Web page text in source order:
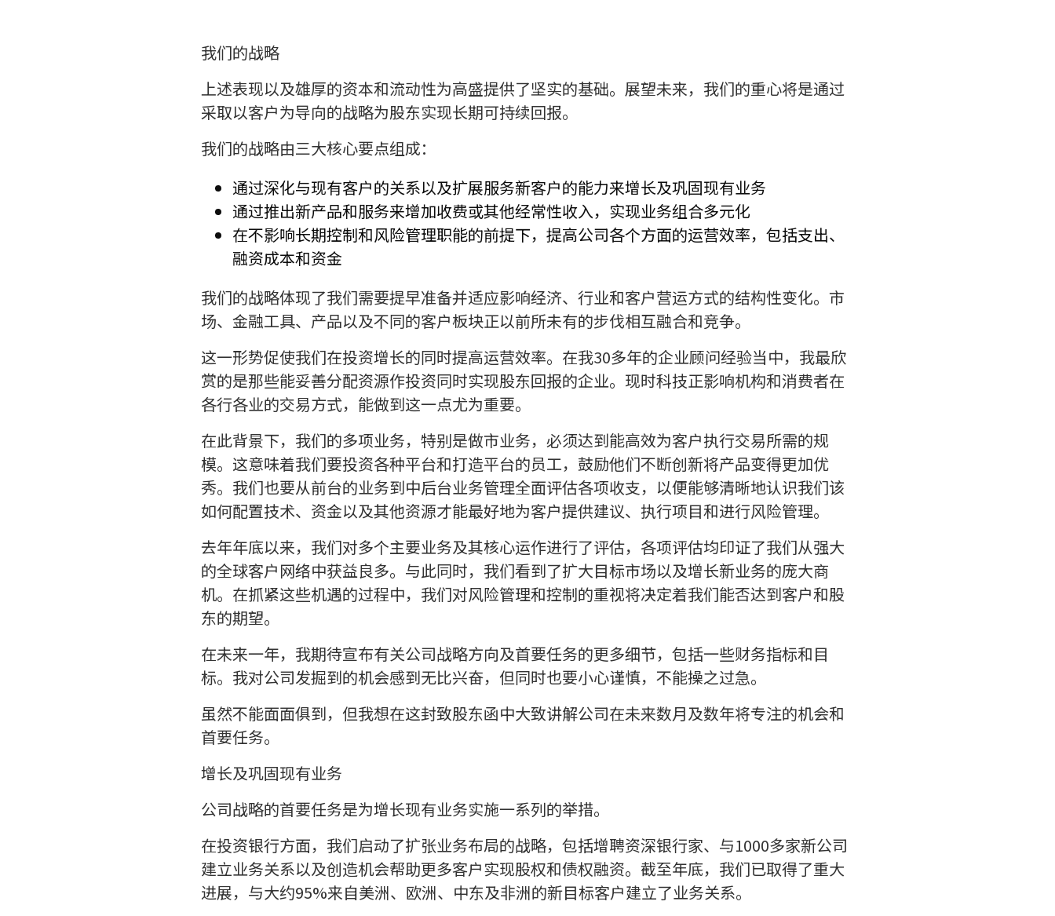
我们的战略
上述表现以及雄厚的资本和流动性为高盛提供了坚实的基础。展望未来，我们的重心将是通过
采取以客户为导向的战略为股东实现长期可持续回报。
我们的战略由三大核心要点组成：
通过深化与现有客户的关系以及扩展服务新客户的能力来增长及巩固现有业务
通过推出新产品和服务来增加收费或其他经常性收入，实现业务组合多元化
在不影响长期控制和风险管理职能的前提下，提高公司各个方面的运营效率，包括支出、
融资成本和资金
我们的战略体现了我们需要提早准备并适应影响经济、行业和客户营运方式的结构性变化。市
场、金融工具、产品以及不同的客户板块正以前所未有的步伐相互融合和竞争。
这一形势促使我们在投资增长的同时提高运营效率。在我30多年的企业顾问经验当中，我最欣
赏的是那些能妥善分配资源作投资同时实现股东回报的企业。现时科技正影响机构和消费者在
各行各业的交易方式，能做到这一点尤为重要。
在此背景下，我们的多项业务，特别是做市业务，必须达到能高效为客户执行交易所需的规
模。这意味着我们要投资各种平台和打造平台的员工，鼓励他们不断创新将产品变得更加优
秀。我们也要从前台的业务到中后台业务管理全面评估各项收支，以便能够清晰地认识我们该
如何配置技术、资金以及其他资源才能最好地为客户提供建议、执行项目和进行风险管理。
去年年底以来，我们对多个主要业务及其核心运作进行了评估，各项评估均印证了我们从强大
的全球客户网络中获益良多。与此同时，我们看到了扩大目标市场以及增长新业务的庞大商
机。在抓紧这些机遇的过程中，我们对风险管理和控制的重视将决定着我们能否达到客户和股
东的期望。
在未来一年，我期待宣布有关公司战略方向及首要任务的更多细节，包括一些财务指标和目
标。我对公司发掘到的机会感到无比兴奋，但同时也要小心谨慎，不能操之过急。
虽然不能面面俱到，但我想在这封致股东函中大致讲解公司在未来数月及数年将专注的机会和
首要任务。
增长及巩固现有业务
公司战略的首要任务是为增长现有业务实施一系列的举措。
在投资银行方面，我们启动了扩张业务布局的战略，包括增聘资深银行家、与1000多家新公司
建立业务关系以及创造机会帮助更多客户实现股权和债权融资。截至年底，我们已取得了重大
进展，与大约95%来自美洲、欧洲、中东及非洲的新目标客户建立了业务关系。